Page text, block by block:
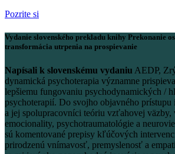
Pozrite si
Vydanie slovenského prekladu knihy Prekonanie
transformácia utrpenia na prospievanie
Napísali k slovenskému vydaniu AEDP,
dynamická psychoterapia významne
lepšiemu fungovaniu psychodynamických /
psychoterapií. Do svojho objavného prístupu
a jej spolupracovníci teóriu vzťahovej väzby,
emocionality, psychotraumatológie a
sú komentované prepisy kľúčových
prirodzenú vnímavosť, premyslenosť a